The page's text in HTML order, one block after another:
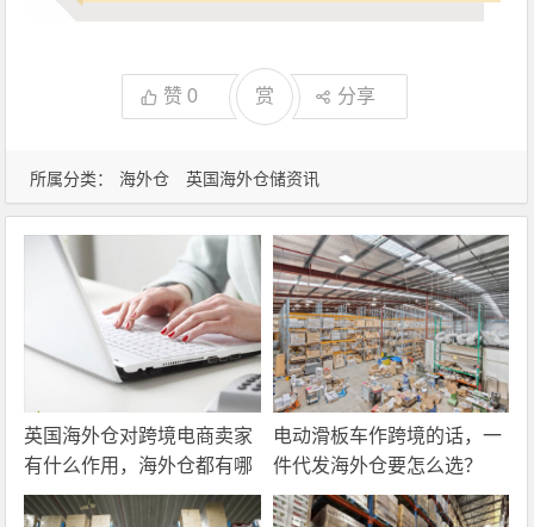
所属分类： 海外仓 英国海外仓储资讯
赞0 赏 分享
英国海外仓对跨境电商卖家
有什么作用，海外仓都有哪
些核心服务？
电动滑板车作跨境的话，一
件代发海外仓要怎么选？